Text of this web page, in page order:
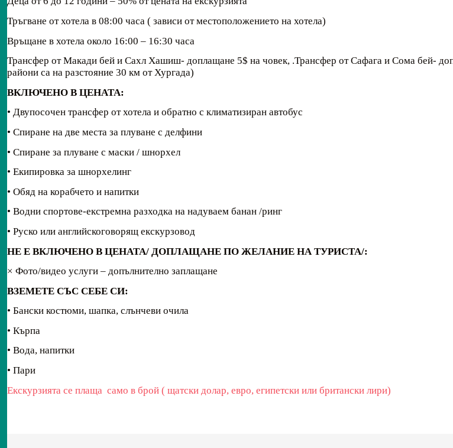
Тръгване от хотела в 08:00 часа ( зависи от местоположението на хотела)
Връщане в хотела около 16:00 – 16:30 часа
Трансфер от Макади бей и Сахл Хашиш- доплащане 5$ на човек, .Трансфер от Сафага и Сома бей-
райони са на разстояние 30 км от Хургада)
ВКЛЮЧЕНО В ЦЕНАТА:
• Двупосочен трансфер от хотела и обратно с климатизиран автобус
• Спиране на две места за плуване с делфини
• Спиране за плуване с маски / шнорхел
• Екипировка за шнорхелинг
• Обяд на корабчето и напитки
• Водни спортове-екстремна разходка на надуваем банан /ринг
• Руско или английскоговорящ екскурзовод
НЕ Е ВКЛЮЧЕНО В ЦЕНАТА/ ДОПЛАЩАНЕ ПО ЖЕЛАНИЕ НА ТУРИСТА/:
× Фото/видео услуги – допълнително заплащане
ВЗЕМЕТЕ СЪС СЕБЕ СИ:
• Бански костюми, шапка, слънчеви очила
• Кърпа
• Вода, напитки
• Пари
Екскурзията се плаща само в брой ( щатски долар, евро, египетски или британски лири)